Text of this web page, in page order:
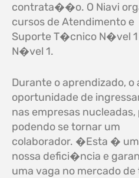
contrata��o. O Niavi
cursos de Atendimento e
Suporte T�cnico N�vel
N�vel 1.
Durante o aprendizado, o
oportunidade de
nas empresas
podendo se tornar um
colaborador. �Esta �
nossa defici�ncia e
uma vaga no mercado